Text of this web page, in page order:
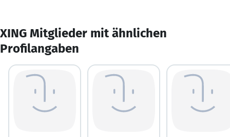
XING Mitglieder mit ähnlichen
Profilangaben